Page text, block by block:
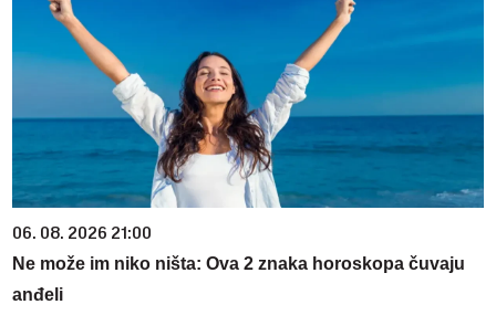
06. 08. 2026 21:00
Ne može im niko ništa: Ova 2 znaka horoskopa čuvaju
anđeli